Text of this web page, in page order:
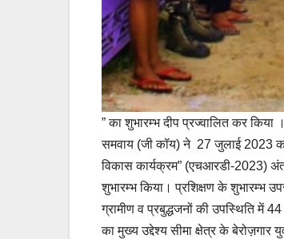
” का शुभारम्भ दीप प्रज्वालित कर
समवाय (जी कॉय) ने 27 जुलाई 2023 को
विकास कार्यक्रम” (एचआरडी-2023)
शुभारम्भ किया। प्रशिक्षण के शुभारम्भ
ग्रामीण व प्रबुद्धजनों की उपस्थिति में
का मुख्य उद्देश्य सीमा क्षेत्र के बेरोज़गार